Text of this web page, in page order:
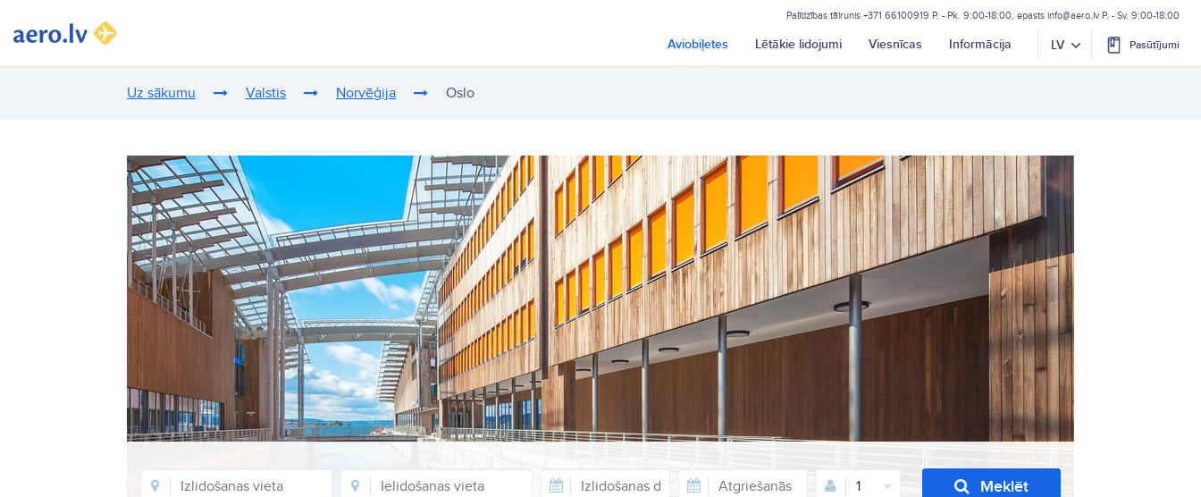
Palīdzības tālrunis +371 66100919 P. - Pk. 9:00-18:00, epasts info@aero.lv P. - Sv. 9:00-18:00
Aviobiļetes Lētākie lidojumi Viesnīcas Informācija LV Pasūtījumi
Uz sākumu Valstis Norvēģija Oslo
1 Meklēt